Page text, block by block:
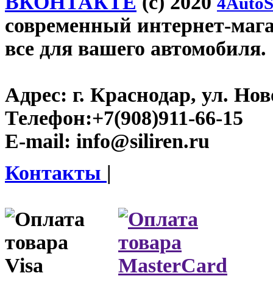
современный интернет-
все для вашего автомобиля.
Адрес: г. Краснодар, ул.
Телефон:+7(908)911-66-15
E-mail: info@siliren.ru
Контакты |